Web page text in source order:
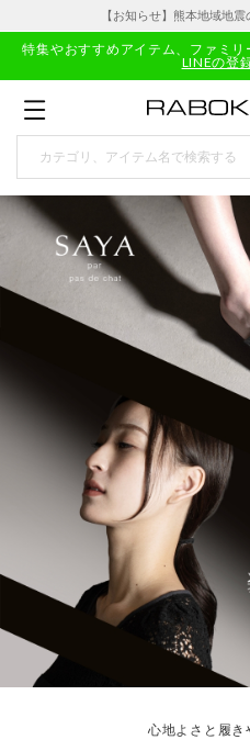
【お知らせ】熊本地域地
特集やおすすめアイテム、ファミ
LINEの登
心地よさと履き